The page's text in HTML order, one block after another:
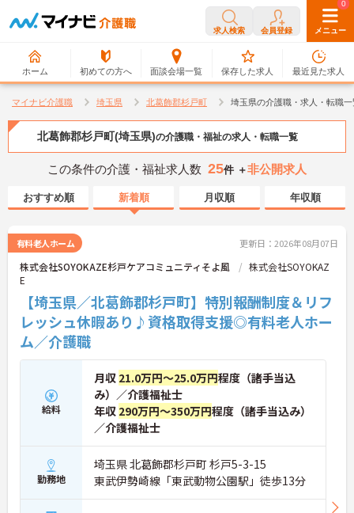
求人検索 会員登録 メニュー
ホーム 初めての方へ 面談会場一覧
0
保存した求人
0
最近見た求人
マイナビ介護職 埼玉県 北葛飾郡杉戸町 埼玉県の介護職・求人・転職一
北葛飾郡杉戸町(埼玉県)の介護職・福祉の求人・転職一覧
この条件の介護・福祉求人数 25件 ＋非公開求人
おすすめ順 新着順 月収順 年収順
有料老人ホーム 更新日：2026年08月07日
株式会社SOYOKAZE杉戸ケアコミュニティそよ風
株式会社SOYOKAZ
E
【埼玉県／北葛飾郡杉戸町】特別報酬制度＆リフ
レッシュ休暇あり♪資格取得支援◎有料老人ホー
ム／介護職
給料
月収 21.0万円～25.0万円程度（諸手当込
み）／介護福祉士
年収 290万円～350万円程度（諸手当込み）
／介護福祉士
勤務地
埼玉県 北葛飾郡杉戸町 杉戸5-3-15
東武伊勢崎線「東武動物公園駅」徒歩13分